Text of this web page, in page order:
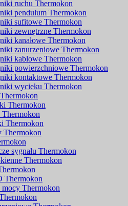
ruchu Thermokon
pendulum Thermokon
sufitowe Thermokon
zewnętrzne Thermokon
kanałowe Thermokon
zanurzeniowe Thermokon
kablowe Thermokon
powierzchniowe Thermokon
kontaktowe Thermokon
wycieku Thermokon
Thermokon
Thermokon
Thermokon
Thermokon
sygnału Thermokon
Thermokon
Thermokon
Thermokon